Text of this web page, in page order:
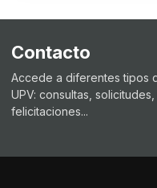
Contacto
Accede a diferentes tipos
UPV: consultas,
felicitaciones...